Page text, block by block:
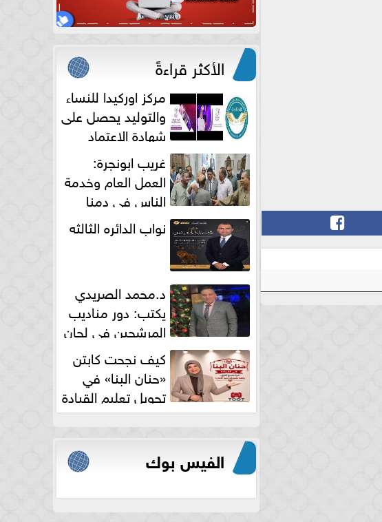
الأكثر قراءةً
مركز اوركيدا للنساء
والتوليد يحصل على
شهادة الاعتماد
الكامل
غريب ابونجرة:
العمل العام وخدمة
الناس فى دمنا
نواب الدائره الثالثه
د.محمد الصريدي
يكتب: دور مناديب
المرشحين في لجان
الانتخابات
كيف نجحت كابتن
«حنان البنا» في
تحويل تعليم القيادة
النسائية من خوف...
الفيس بوك